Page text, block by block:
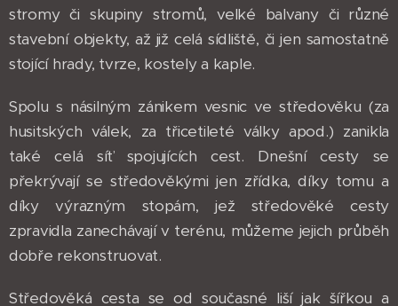
stromy či skupiny stromů, velké balvany či různé
stavební objekty, až již celá sídliště, či jen samostatně
stojící hrady, tvrze, kostely a kaple.
Spolu s násilným zánikem vesnic ve středověku (za
husitských válek, za třicetileté války apod.) zanikla
také celá síť spojujících cest. Dnešní cesty se
překrývají se středověkými jen zřídka, díky tomu a
díky výrazným stopám, jež středověké cesty
zpravidla zanechávají v terénu, můžeme jejich průběh
dobře rekonstruovat.
Středověká cesta se od současné liší jak šířkou a